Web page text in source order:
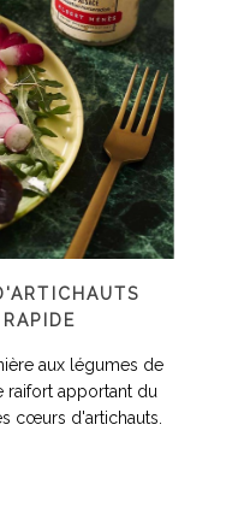
aux légumes de
raifort apportant du
cœurs d'artichauts.